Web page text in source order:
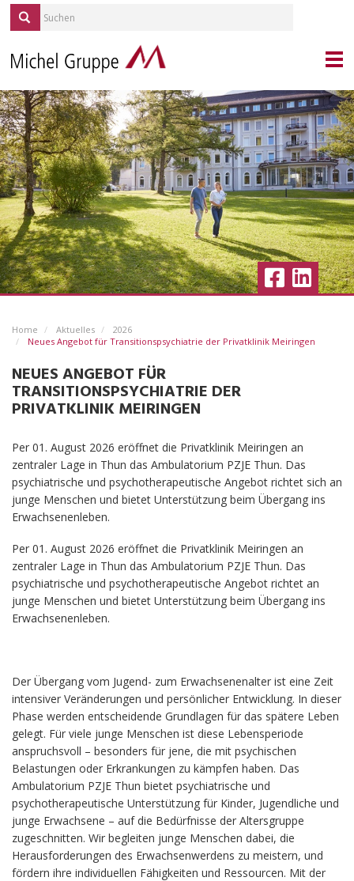
KONTAKT
PORTRAIT
MICHEL SERVICES
REPORTAGEN
QUELLE/ALP
KARRIERE
IMMOBILIEN
BLICKPUNKT GESUNDHEIT
VERANSTALTUNGEN
OFFENE STELLEN
UNTERLAGEN
Home Aktuelles
2026
Neues Angebot für Transitionspsychiatrie der Privatklinik Meiringen
NEUES ANGEBOT FÜR
TRANSITIONSPSYCHIATRIE DER
PRIVATKLINIK MEIRINGEN
Per 01. August 2026 eröffnet die Privatklinik Meiringen an
zentraler Lage in Thun das Ambulatorium PZJE Thun. Das
psychiatrische und psychotherapeutische Angebot richtet sich an
junge Menschen und bietet Unterstützung beim Übergang ins
Erwachsenenleben.
Per 01. August 2026 eröffnet die Privatklinik Meiringen an
zentraler Lage in Thun das Ambulatorium PZJE Thun. Das
psychiatrische und psychotherapeutische Angebot richtet an
junge Menschen und bietet Unterstützung beim Übergang ins
Erwachsenenleben.
Der Übergang vom Jugend- zum Erwachsenenalter ist eine Zeit
intensiver Veränderungen und persönlicher Entwicklung. In dieser
Phase werden entscheidende Grundlagen für das spätere Leben
gelegt. Für viele junge Menschen ist diese Lebensperiode
anspruchsvoll – besonders für jene, die mit psychischen
Belastungen oder Erkrankungen zu kämpfen haben. Das
Ambulatorium PZJE Thun bietet psychiatrische und
psychotherapeutische Unterstützung für Kinder, Jugendliche und
junge Erwachsene – auf die Bedürfnisse der Altersgruppe
zugeschnitten. Wir begleiten junge Menschen dabei, die
Herausforderungen des Erwachsenwerdens zu meistern, und
fördern ihre individuellen Fähigkeiten und Ressourcen. Mit der